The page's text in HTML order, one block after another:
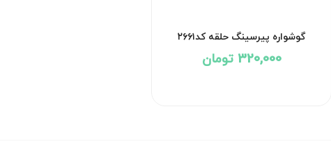
گوشواره پیرسینگ حلقه کد۲۶۶۱
320,000 تومان